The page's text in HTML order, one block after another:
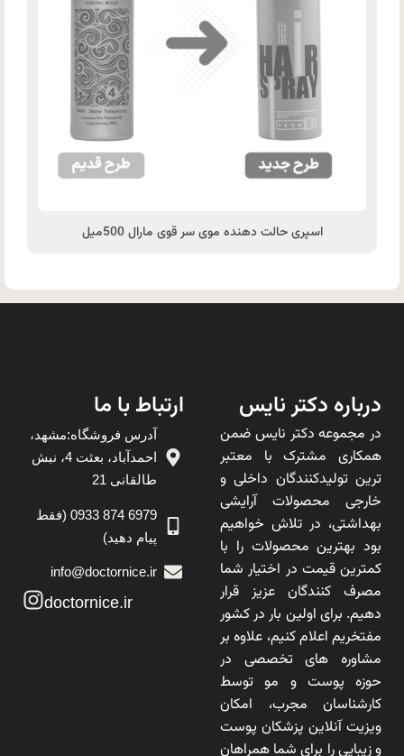
اسپری حالت دهنده موی سر قوی مارال 500میل
درباره دکتر نایس
در مجموعه دکتر نایس ضمن
همکاری مشترک با معتبر
ترین تولیدکنندگان داخلی و
خارجی محصولات آرایشی
بهداشتی، در تلاش خواهیم
بود بهترین محصولات را با
کمترین قیمت در اختیار شما
مصرف کنندگان عزیز قرار
دهیم. برای اولین بار در کشور
مفتخریم اعلام کنیم، علاوه بر
مشاوره های تخصصی در
حوزه پوست و مو توسط
کارشناسان مجرب، امکان
ویزیت آنلاین پزشکان پوست
و زیبایی را برای شما همراهان
ارتباط با ما
آدرس فروشگاه:مشهد،
احمدآباد، بعثت 4، نبش
طالقانی 21
6979 874 0933 (فقط
پیام دهید)
info@doctornice.ir
doctornice.ir